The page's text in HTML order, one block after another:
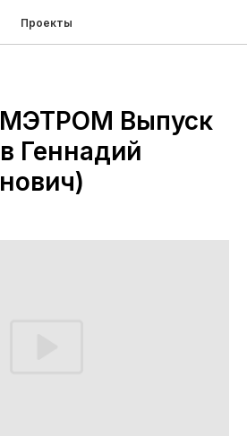
Проекты
Выпуск
Геннадий